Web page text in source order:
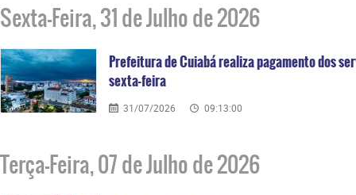
Sexta-Feira, 31 de Julho de 2026
Prefeitura de Cuiabá realiza pagamento dos
sexta-feira
31/07/2026 09:13:00
Terça-Feira, 07 de Julho de 2026